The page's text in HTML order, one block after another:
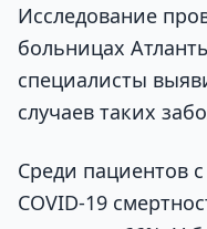
Исследование
больницах
специалисты
случаев таких
Среди пациентов
COVID-19